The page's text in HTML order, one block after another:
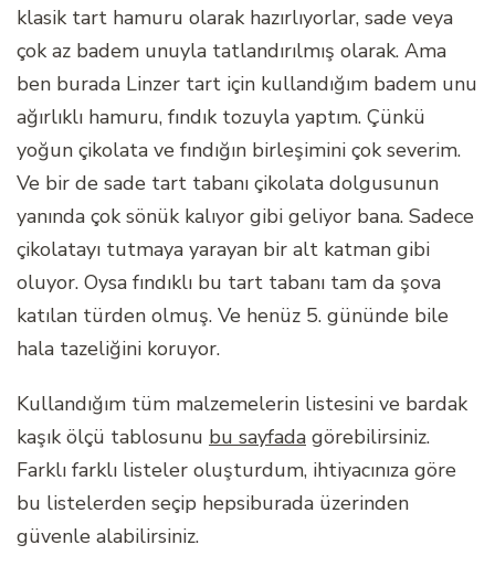
klasik tart hamuru olarak hazırlıyorlar, sade veya
çok az badem unuyla tatlandırılmış olarak. Ama
ben burada Linzer tart için kullandığım badem unu
ağırlıklı hamuru, fındık tozuyla yaptım. Çünkü
yoğun çikolata ve fındığın birleşimini çok severim.
Ve bir de sade tart tabanı çikolata dolgusunun
yanında çok sönük kalıyor gibi geliyor bana. Sadece
çikolatayı tutmaya yarayan bir alt katman gibi
oluyor. Oysa fındıklı bu tart tabanı tam da şova
katılan türden olmuş. Ve henüz 5. gününde bile
hala tazeliğini koruyor.
Kullandığım tüm malzemelerin listesini ve bardak
kaşık ölçü tablosunu bu sayfada görebilirsiniz.
Farklı farklı listeler oluşturdum, ihtiyacınıza göre
bu listelerden seçip hepsiburada üzerinden
güvenle alabilirsiniz.